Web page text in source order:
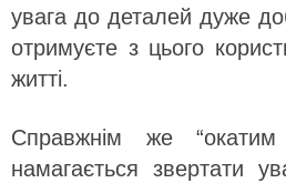
увага до деталей дуже
отримуєте з цього
житті.
Справжнім же
намагається звертати